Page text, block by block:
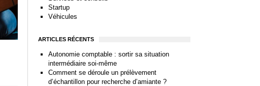
Startup
Véhicules
ARTICLES RÉCENTS
Autonomie comptable : sortir sa situation
intermédiaire soi-même
Comment se déroule un prélèvement
d’échantillon pour recherche d’amiante ?